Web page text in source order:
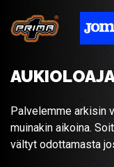
Palvelemme arkisin
muinakin aikoina.
vältyt odottamasta